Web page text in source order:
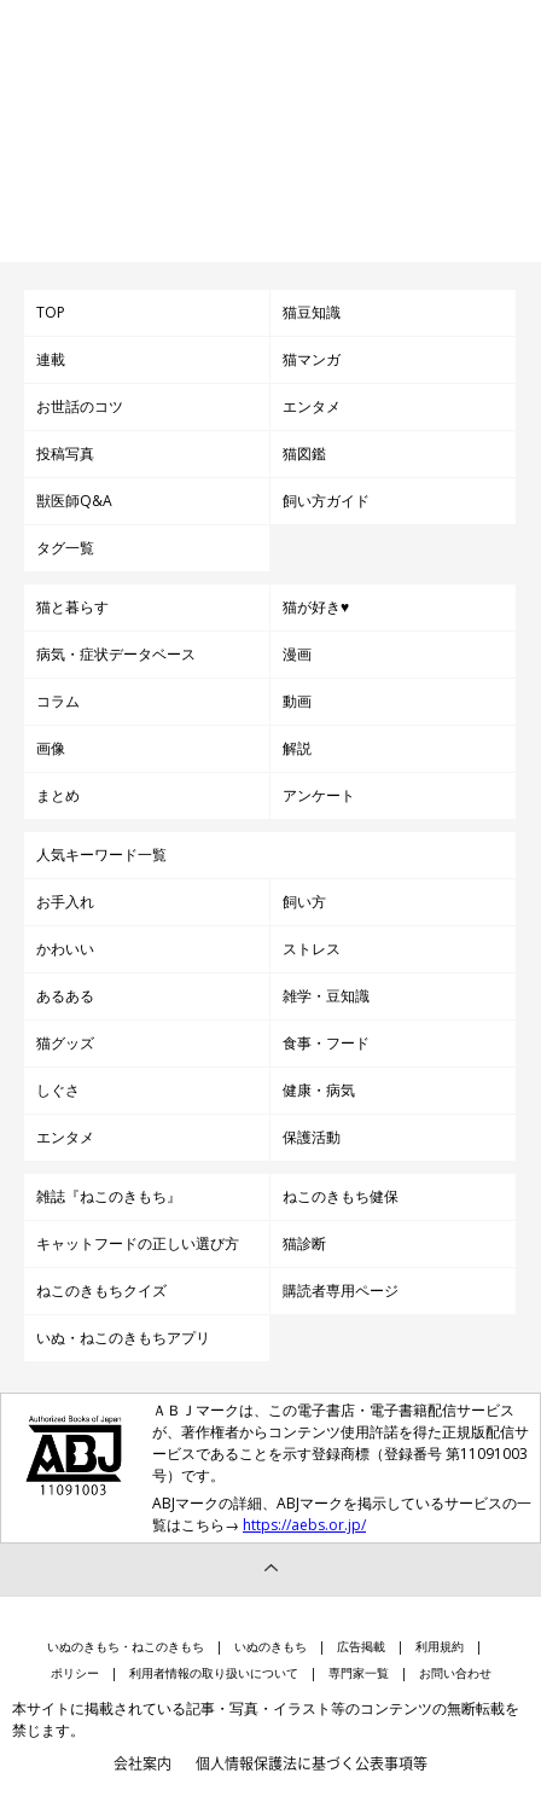
TOP 猫豆知識
連載 猫マンガ
お世話のコツ エンタメ
投稿写真 猫図鑑
獣医師Q&A 飼い方ガイド
タグ一覧
猫と暮らす 猫が好き♥
病気・症状データベース 漫画
コラム 動画
画像 解説
まとめ アンケート
人気キーワード一覧
お手入れ 飼い方
かわいい ストレス
あるある 雑学・豆知識
猫グッズ 食事・フード
しぐさ 健康・病気
エンタメ 保護活動
雑誌『ねこのきもち』 ねこのきもち健保
キャットフードの正しい選び方 猫診断
ねこのきもちクイズ 購読者専用ページ
いぬ・ねこのきもちアプリ
ＡＢＪマークは、この電子書店・電子書籍配信サービス
が、著作権者からコンテンツ使用許諾を得た正規版配信サ
ービスであることを示す登録商標（登録番号 第11091003
号）です。
ABJマークの詳細、ABJマークを掲示しているサービスの一
覧はこちら→ https://aebs.or.jp/
いぬのきもち・ねこのきもち いぬのきもち 広告掲載
利用規約
ポリシー
利用者情報の取り扱いについて 専門家一覧 お問い合わせ
本サイトに掲載されている記事・写真・イラスト等のコンテンツの無断転載を
禁じます。
会社案内 個人情報保護法に基づく公表事項等